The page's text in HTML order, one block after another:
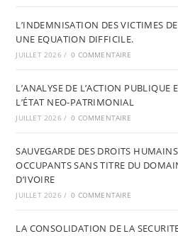
L’INDEMNISATION DES VICTIMES
UNE EQUATION DIFFICILE.
JUILLET 2026 / 0 COMMENTAIRE
L’ANALYSE DE L’ACTION PUBLIQUE
L’ÉTAT NEO-PATRIMONIAL
JUILLET 2026 / 0 COMMENTAIRE
SAUVEGARDE DES DROITS
OCCUPANTS SANS TITRE DU
D’IVOIRE
JUILLET 2026 / 0 COMMENTAIRE
LA CONSOLIDATION DE LA